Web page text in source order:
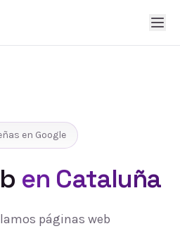
en Google
en Cataluña
páginas web